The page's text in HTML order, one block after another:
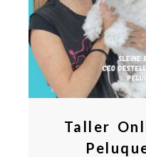
Taller